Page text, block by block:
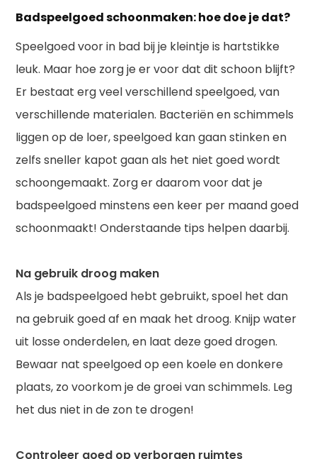
Badspeelgoed schoonmaken: hoe doe je dat?
Speelgoed voor in bad bij je kleintje is hartstikke
leuk. Maar hoe zorg je er voor dat dit schoon blijft?
Er bestaat erg veel verschillend speelgoed, van
verschillende materialen. Bacteriën en schimmels
liggen op de loer, speelgoed kan gaan stinken en
zelfs sneller kapot gaan als het niet goed wordt
schoongemaakt. Zorg er daarom voor dat je
badspeelgoed minstens een keer per maand goed
schoonmaakt! Onderstaande tips helpen daarbij.
Na gebruik droog maken
Als je badspeelgoed hebt gebruikt, spoel het dan
na gebruik goed af en maak het droog. Knijp water
uit losse onderdelen, en laat deze goed drogen.
Bewaar nat speelgoed op een koele en donkere
plaats, zo voorkom je de groei van schimmels. Leg
het dus niet in de zon te drogen!
Controleer goed op verborgen ruimtes